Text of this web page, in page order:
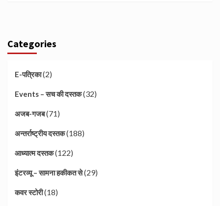
Categories
E-पत्रिका(2)
Events – सच की दस्तक(32)
अजब-गजब(71)
अन्तर्राष्ट्रीय दस्तक(188)
आध्यात्म दस्तक(122)
इंटरव्यू – सामना हकीकत से(29)
कवर स्टोरी(18)